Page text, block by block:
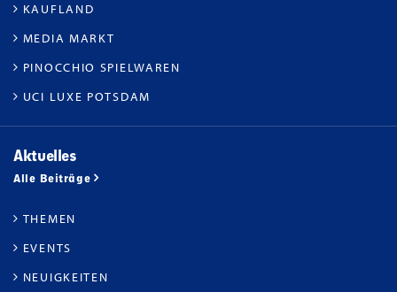
KAUFLAND
MEDIA MARKT
PINOCCHIO SPIELWAREN
UCI LUXE POTSDAM
Aktuelles
Alle Beiträge
THEMEN
EVENTS
NEUIGKEITEN